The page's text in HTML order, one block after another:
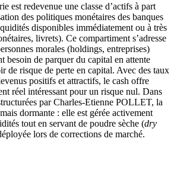
est redevenue une classe d’actifs à part
des politiques monétaires des banques
disponibles immédiatement ou à très
livrets). Ce compartiment s’adresse
morales (holdings, entreprises)
besoin de parquer du capital en attente
de risque de perte en capital. Avec des taux
positifs et attractifs, le cash offre
réel intéressant pour un risque nul. Dans
par Charles-Etienne POLLET, la
dormante : elle est gérée activement
tout en servant de poudre sèche (dry
lors de corrections de marché.